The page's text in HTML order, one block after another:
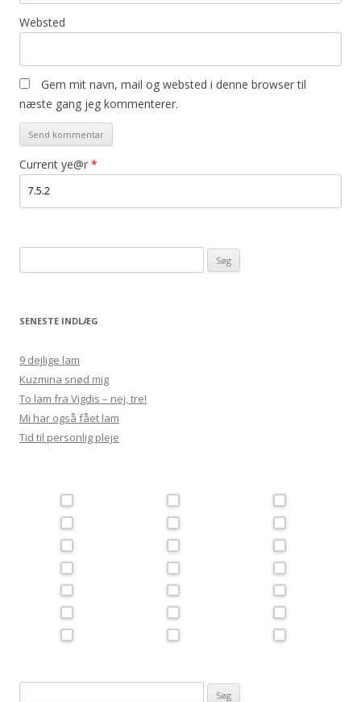
Websted
Gem mit navn, mail og websted i denne browser til
næste gang jeg kommenterer.
Current ye@r *
efter:
SENESTE INDLÆG
9 dejlige lam
Kuzmina snød mig
To lam fra Vigdis – nej, tre!
Mi har også fået lam
Tid til personlig pleje